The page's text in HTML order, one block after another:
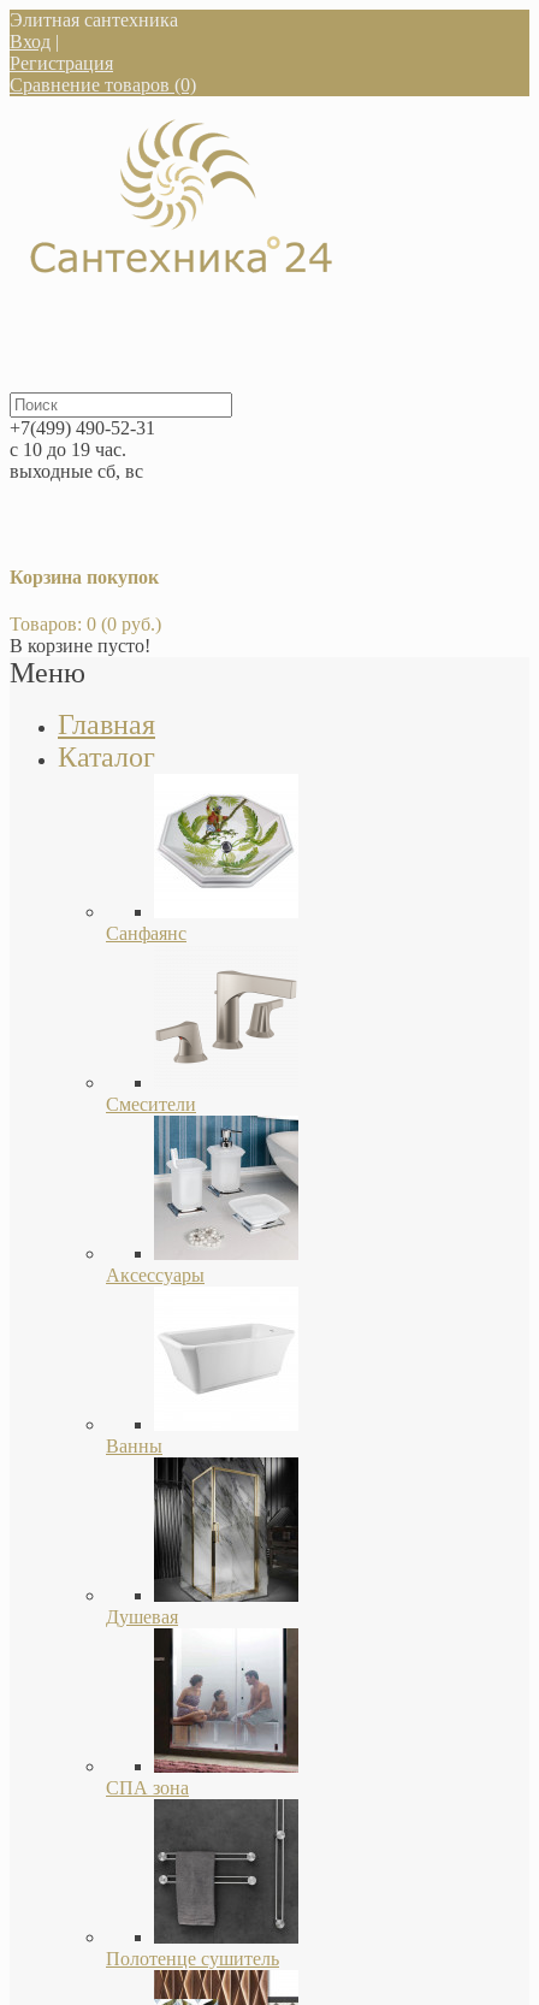
Элитная сантехника
Вход |
Регистрация
Сравнение товаров (0)
+7(499) 490-52-31
с 10 до 19 час.
выходные сб, вс
Корзина покупок
Товаров: 0 (0 руб.)
В корзине пусто!
Меню
Главная
Каталог
Санфаянс
Смесители
Аксессуары
Ванны
Душевая
СПА зона
Полотенце сушитель